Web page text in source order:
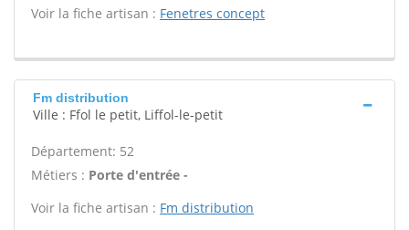
Voir la fiche artisan : Fenetres concept
Fm distribution
Ville : Ffol le petit, Liffol-le-petit
Département: 52
Métiers : Porte d'entrée -
Voir la fiche artisan : Fm distribution